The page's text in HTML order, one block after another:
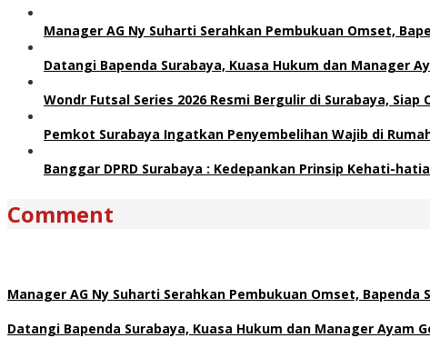
Manager AG Ny Suharti Serahkan Pembukuan Omset,
Datangi Bapenda Surabaya, Kuasa Hukum dan Manager
Wondr Futsal Series 2026 Resmi Bergulir di Surabaya,
Pemkot Surabaya Ingatkan Penyembelihan Wajib di
Banggar DPRD Surabaya : Kedepankan Prinsip Kehati-
Comment
Manager AG Ny Suharti Serahkan Pembukuan Omset,
Datangi Bapenda Surabaya, Kuasa Hukum dan Manager Ayam